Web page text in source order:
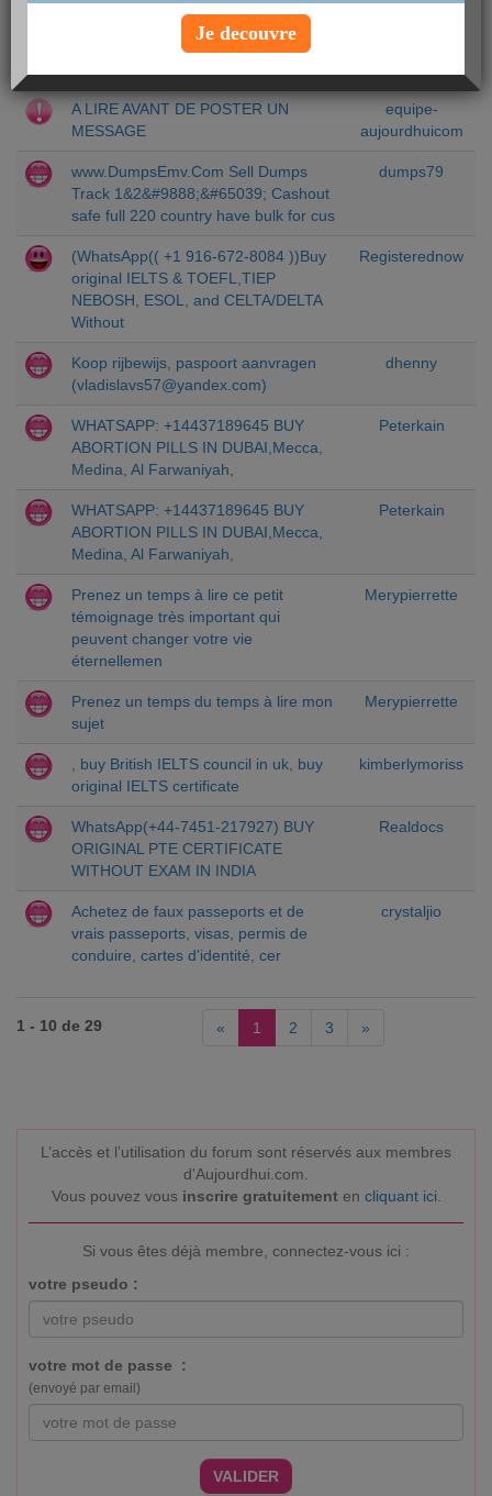
A LIRE AVANT DE POSTER UN
MESSAGE
equipe-
aujourdhuicom
www.DumpsEmv.Com Sell Dumps
Track 1&2&#9888;&#65039; Cashout
safe full 220 country have bulk for cus
dumps79
(WhatsApp(( +1 916-672-8084 ))Buy
original IELTS & TOEFL,TIEP
NEBOSH, ESOL, and CELTA/DELTA
Without
Registerednow
Koop rijbewijs, paspoort aanvragen
(vladislavs57@yandex.com)
dhenny
WHATSAPP: +14437189645 BUY
ABORTION PILLS IN DUBAI,Mecca,
Medina, Al Farwaniyah,
Peterkain
WHATSAPP: +14437189645 BUY
ABORTION PILLS IN DUBAI,Mecca,
Medina, Al Farwaniyah,
Peterkain
Prenez un temps à lire ce petit
témoignage très important qui
peuvent changer votre vie
éternellemen
Merypierrette
Prenez un temps du temps à lire mon
sujet
Merypierrette
, buy British IELTS council in uk, buy
original IELTS certificate
kimberlymoriss
WhatsApp(+44-7451-217927) BUY
ORIGINAL PTE CERTIFICATE
WITHOUT EXAM IN INDIA
Realdocs
Achetez de faux passeports et de
vrais passeports, visas, permis de
conduire, cartes d'identité, cer
crystaljio
1 - 10 de 29 « 1 2 3 »
L’accès et l’utilisation du forum sont réservés aux membres
d'Aujourdhui.com.
Vous pouvez vous inscrire gratuitementen cliquant ici
Si vous êtes déjà membre, connectez-vous ici :
votre pseudo :
votre mot de passe :
(envoyé par email)
VALIDER
Je decouvre